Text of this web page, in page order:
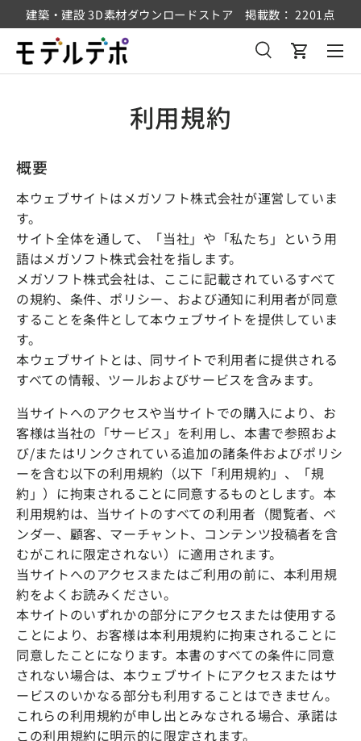
コンテンツへスキップ
建築・建設 3D素材ダウンロードストア 掲載数： 2201点
検索
検索 カート
メニ
利用規約
概要
本ウェブサイトはメガソフト株式会社が運営していま
す。
サイト全体を通して、「当社」や「私たち」という用
語はメガソフト株式会社を指します。
メガソフト株式会社は、ここに記載されているすべて
の規約、条件、ポリシー、および通知に利用者が同意
することを条件として本ウェブサイトを提供していま
す。
本ウェブサイトとは、同サイトで利用者に提供される
すべての情報、ツールおよびサービスを含みます。
当サイトへのアクセスや当サイトでの購入により、お
客様は当社の「サービス」を利用し、本書で参照およ
び/またはリンクされている追加の諸条件およびポリシ
ーを含む以下の利用規約（以下「利用規約」、「規
約」）に拘束されることに同意するものとします。本
利用規約は、当サイトのすべての利用者（閲覧者、ベ
ンダー、顧客、マーチャント、コンテンツ投稿者を含
むがこれに限定されない）に適用されます。
当サイトへのアクセスまたはご利用の前に、本利用規
約をよくお読みください。
本サイトのいずれかの部分にアクセスまたは使用する
ことにより、お客様は本利用規約に拘束されることに
同意したことになります。本書のすべての条件に同意
されない場合は、本ウェブサイトにアクセスまたはサ
ービスのいかなる部分も利用することはできません。
これらの利用規約が申し出とみなされる場合、承諾は
この利用規約に明示的に限定されます。